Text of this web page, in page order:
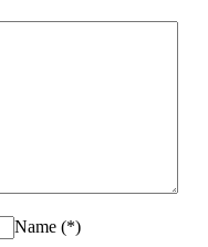
Name (*)